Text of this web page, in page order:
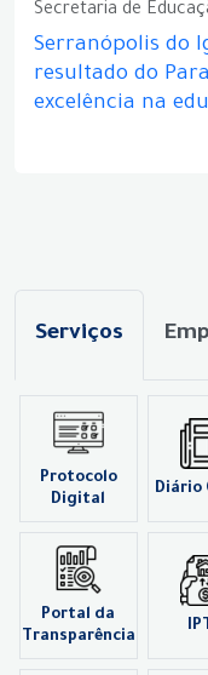
Secretaria de
Serranópolis do
resultado do
excelência na
Serviços
Protocolo
Digital
Diário
Portal da
Transparência